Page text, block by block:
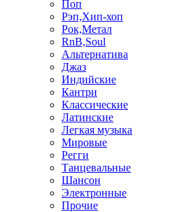
Поп
Рэп,Хип-хоп
Рок,Метал
RnB,Soul
Альтернатива
Джаз
Индийские
Кантри
Классические
Латинские
Легкая музыка
Мировые
Регги
Танцевальные
Шансон
Электронные
Прочие